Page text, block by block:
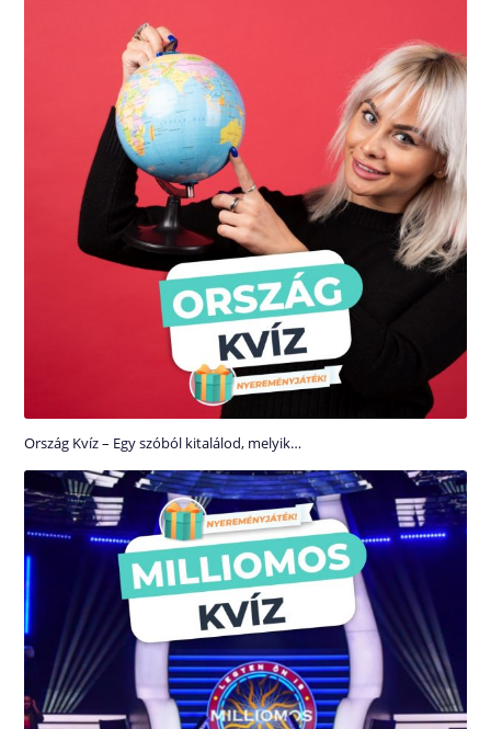
Ország Kvíz – Egy szóból kitalálod, melyik…